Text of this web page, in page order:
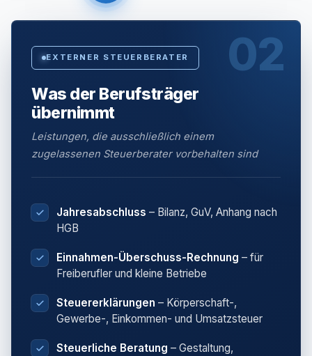
02
EXTERNER STEUERBERATER
Was der Berufsträger
übernimmt
Leistungen, die ausschließlich einem
zugelassenen Steuerberater vorbehalten sind
Jahresabschluss – Bilanz, GuV, Anhang nach
HGB
Einnahmen-Überschuss-Rechnung – für
Freiberufler und kleine Betriebe
Steuererklärungen – Körperschaft-,
Gewerbe-, Einkommen- und Umsatzsteuer
Steuerliche Beratung – Gestaltung,